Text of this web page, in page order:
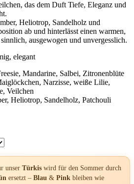
das dem Duft Tiefe, Eleganz und
Heliotrop, Sandelholz und
ab und hinterlässt einen warmen,
ausgewogen und unvergesslich.
elegant
Mandarine, Salbei, Zitronenblüte
Narzisse, weiße Lilie,
Veilchen
Heliotrop, Sandelholz, Patchouli
unser Türkis wird für den Sommer durch
ersetzt – Blau & Pink bleiben wie